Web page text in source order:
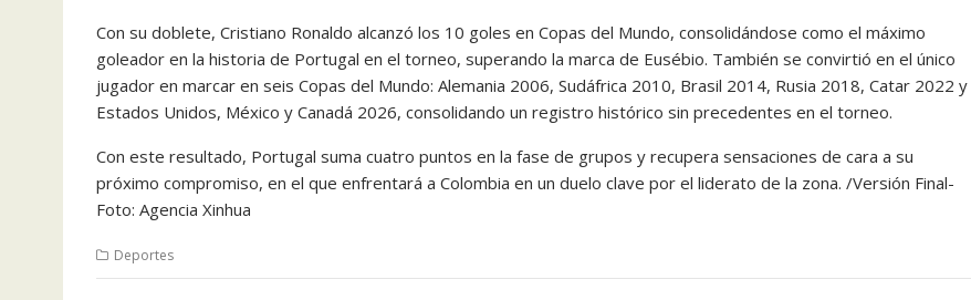
Con su doblete, Cristiano Ronaldo alcanzó los 10 goles en Copas del Mundo, consolidándose como el máximo
goleador en la historia de Portugal en el torneo, superando la marca de Eusébio. También se convirtió en el único
jugador en marcar en seis Copas del Mundo: Alemania 2006, Sudáfrica 2010, Brasil 2014, Rusia 2018, Catar 2022 y
Estados Unidos, México y Canadá 2026, consolidando un registro histórico sin precedentes en el torneo.
Con este resultado, Portugal suma cuatro puntos en la fase de grupos y recupera sensaciones de cara a su
próximo compromiso, en el que enfrentará a Colombia en un duelo clave por el liderato de la zona. /Versión Final-
Foto: Agencia Xinhua
Deportes